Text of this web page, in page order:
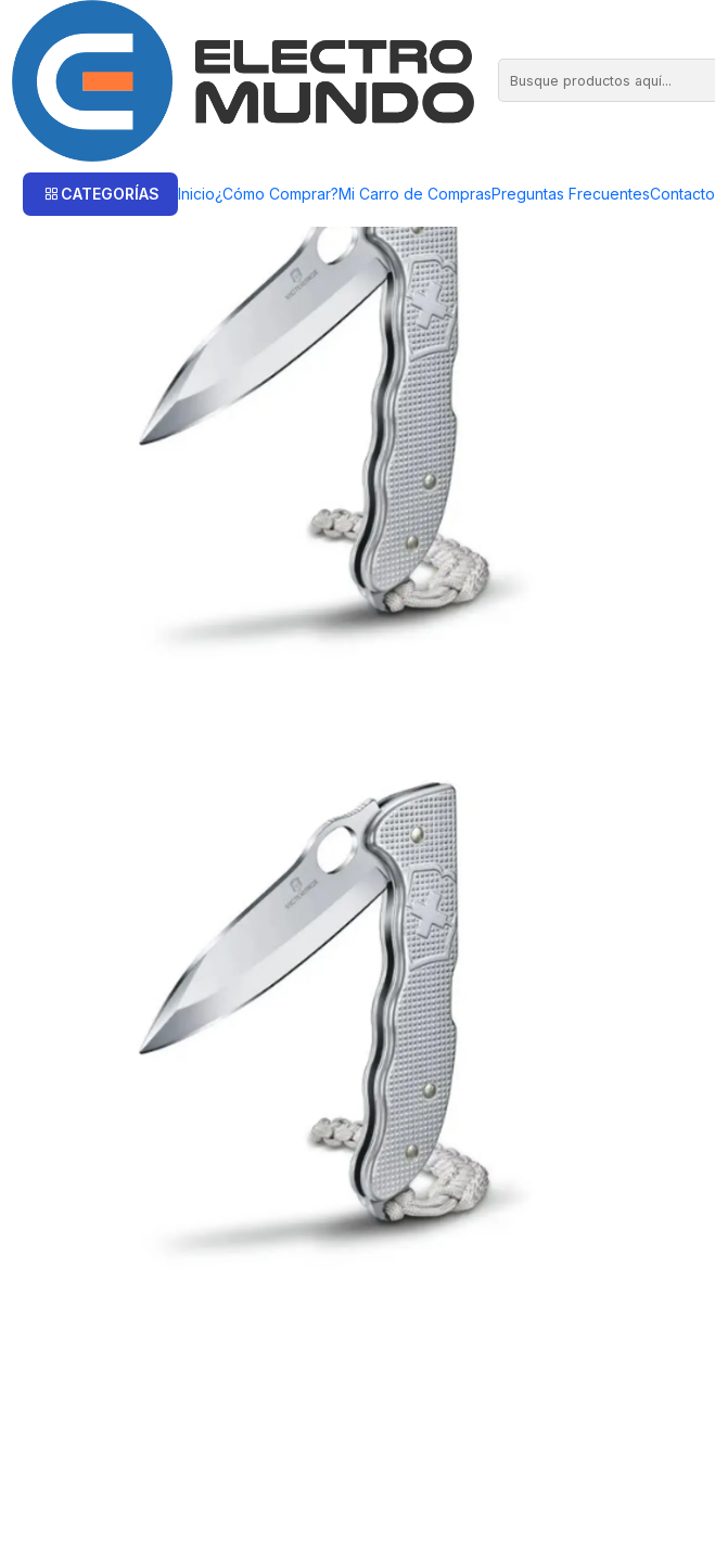
CATEGORÍAS Inicio¿Cómo Comprar?Mi Carro de ComprasPreguntas FrecuentesContacto
Inicio Victorinox Navajas Navaja Victorinox Hunter Pro Alox Color Plata - Electromundo